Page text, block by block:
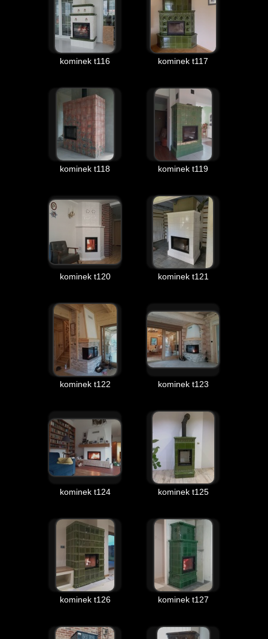
kominek t116 kominek t117
kominek t118 kominek t119
kominek t120 kominek t121
kominek t122 kominek t123
kominek t124 kominek t125
kominek t126 kominek t127